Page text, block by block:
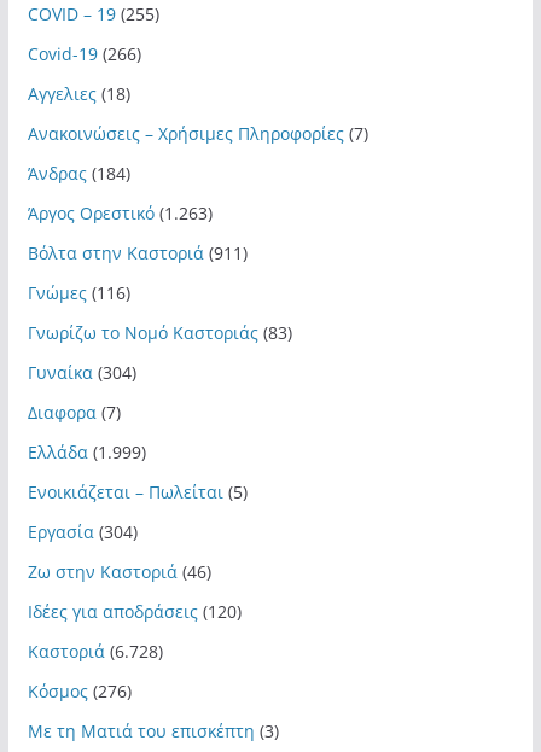
COVID – 19(255)
Covid-19(266)
Αγγελιες(18)
Ανακοινώσεις – Χρήσιμες Πληροφορίες(7)
Άνδρας(184)
Άργος Ορεστικό(1.263)
Βόλτα στην Καστοριά (911)
Γνώμες(116)
Γνωρίζω το Νομό Καστοριάς(83)
Γυναίκα (304)
Διαφορα (7)
Ελλάδα (1.999)
Ενοικιάζεται – Πωλείται (5)
Εργασία (304)
Ζω στην Καστοριά (46)
Ιδέες για αποδράσεις(120)
Καστοριά (6.728)
Κόσμος(276)
Με τη Ματιά του επισκέπτη (3)